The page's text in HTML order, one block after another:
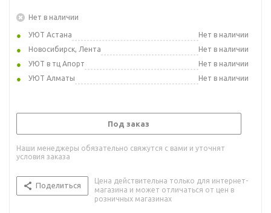
Нет в наличии
УЮТ Астана
Нет в наличии
Новосибирск, Лента
Нет в наличии
УЮТ в тц Апорт
Нет в наличии
УЮТ Алматы
Нет в наличии
Под заказ
Наши менеджеры обязательно свяжутся с вами и уточнят
условия заказа
Поделиться
Цена действительна только для интернет-
магазина и может отличаться от цен в
розничных магазинах